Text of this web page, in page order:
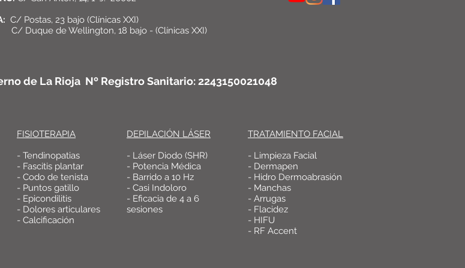
C/ Postas, 23 bajo (Clínicas XXI)
de Wellington, 18 bajo - (Clínicas XXI)
de La Rioja Nº Registro Sanitario: 2243150021048
FISIOTERAPIA
- Tendinopatias
- Fascitis plantar
- Codo de tenista
- Puntos gatillo
- Epicondilitis
- Dolores articulares
- Calcificación
DEPILACIÓN LÁSER
- Láser Diodo (SHR)
- Potencia Médica
- Barrido a 10 Hz
- Casi Indoloro
- Eficacia de 4 a 6
sesiones
TRATAMIENTO FACIAL
- Limpieza Facial
- Dermapen
- Hidro Dermoabrasión
- Manchas
- Arrugas
- Flacidez
- HIFU
- RF Accent